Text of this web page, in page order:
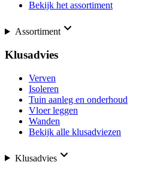
Bekijk het assortiment
Assortiment
Klusadvies
Verven
Isoleren
Tuin aanleg en onderhoud
Vloer leggen
Wanden
Bekijk alle klusadviezen
Klusadvies